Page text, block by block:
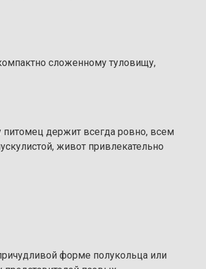
сложенному туловищу,
питомец держит всегда ровно, всем
живот привлекательно
форме полукольца или